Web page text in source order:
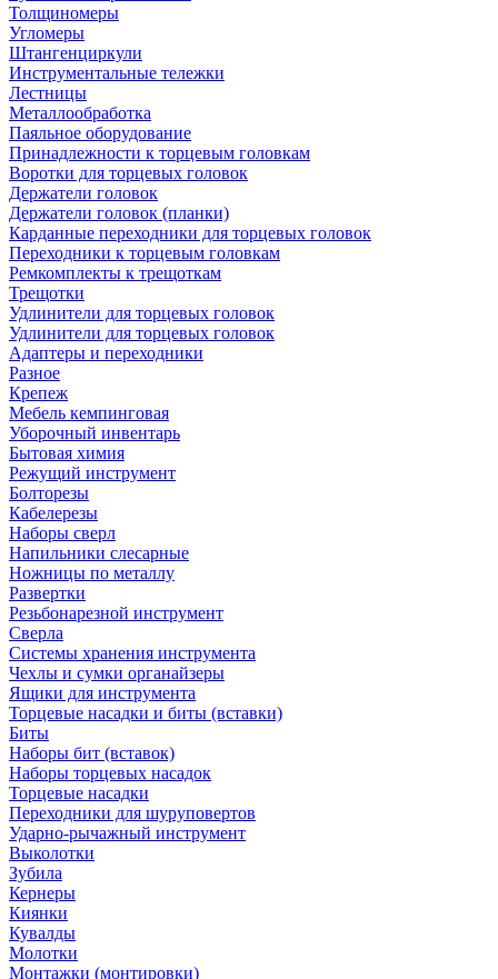
Толщиномеры
Угломеры
Штангенциркули
Инструментальные тележки
Лестницы
Металлообработка
Паяльное оборудование
Принадлежности к торцевым головкам
Воротки для торцевых головок
Держатели головок
Держатели головок (планки)
Карданные переходники для торцевых головок
Переходники к торцевым головкам
Ремкомплекты к трещоткам
Трещотки
Удлинители для торцевых головок
Удлинители для торцевых головок
Адаптеры и переходники
Разное
Крепеж
Мебель кемпинговая
Уборочный инвентарь
Бытовая химия
Режущий инструмент
Болторезы
Кабелерезы
Наборы сверл
Напильники слесарные
Ножницы по металлу
Развертки
Резьбонарезной инструмент
Сверла
Системы хранения инструмента
Чехлы и сумки органайзеры
Ящики для инструмента
Торцевые насадки и биты (вставки)
Биты
Наборы бит (вставок)
Наборы торцевых насадок
Торцевые насадки
Переходники для шуруповертов
Ударно-рычажный инструмент
Выколотки
Зубила
Кернеры
Киянки
Кувалды
Молотки
Монтажки (монтировки)